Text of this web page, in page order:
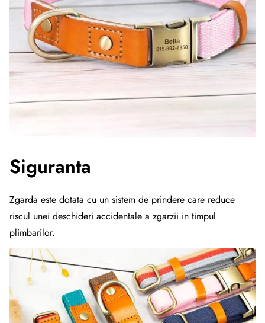
Siguranta
Zgarda este dotata cu un sistem de prindere care reduce
riscul unei deschideri accidentale a zgarzii in timpul
plimbarilor.